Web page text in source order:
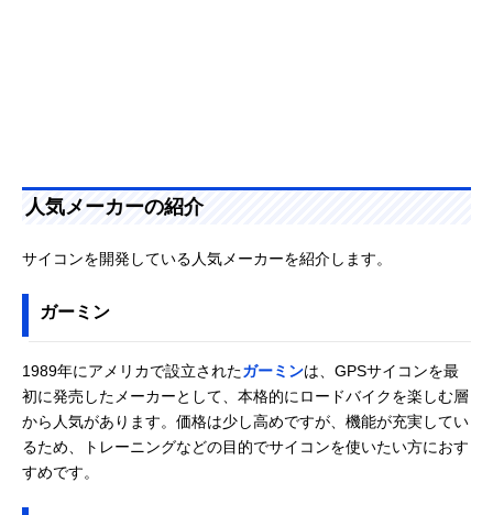
人気メーカーの紹介
サイコンを開発している人気メーカーを紹介します。
ガーミン
1989年にアメリカで設立されたガーミンは、GPSサイコンを最
初に発売したメーカーとして、本格的にロードバイクを楽しむ層
から人気があります。価格は少し高めですが、機能が充実してい
るため、トレーニングなどの目的でサイコンを使いたい方におす
すめです。